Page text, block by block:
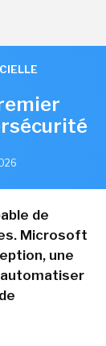
de
Microsoft
une